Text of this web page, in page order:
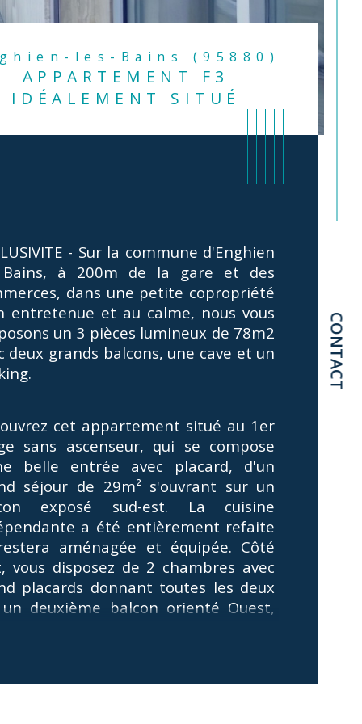
CONTACT
les-Bains (95880)
APPARTEMENT F3
IDÉALEMENT SITUÉ
Valeurs
de pièces
salle d'eau
- Sur la commune d'Enghien
à 200m de la gare et des
dans une petite copropriété
entretenue et au calme, nous vous
un 3 pièces lumineux de 78m2
deux grands balcons, une cave et un
cet appartement situé au 1er
sans ascenseur, qui se compose
belle entrée avec placard, d'un
séjour de 29m² s'ouvrant sur un
exposé sud-est. La cuisine
a été entièrement refaite
aménagée et équipée. Côté
vous disposez de 2 chambres avec
placards donnant toutes les deux
deuxième balcon orienté Ouest,